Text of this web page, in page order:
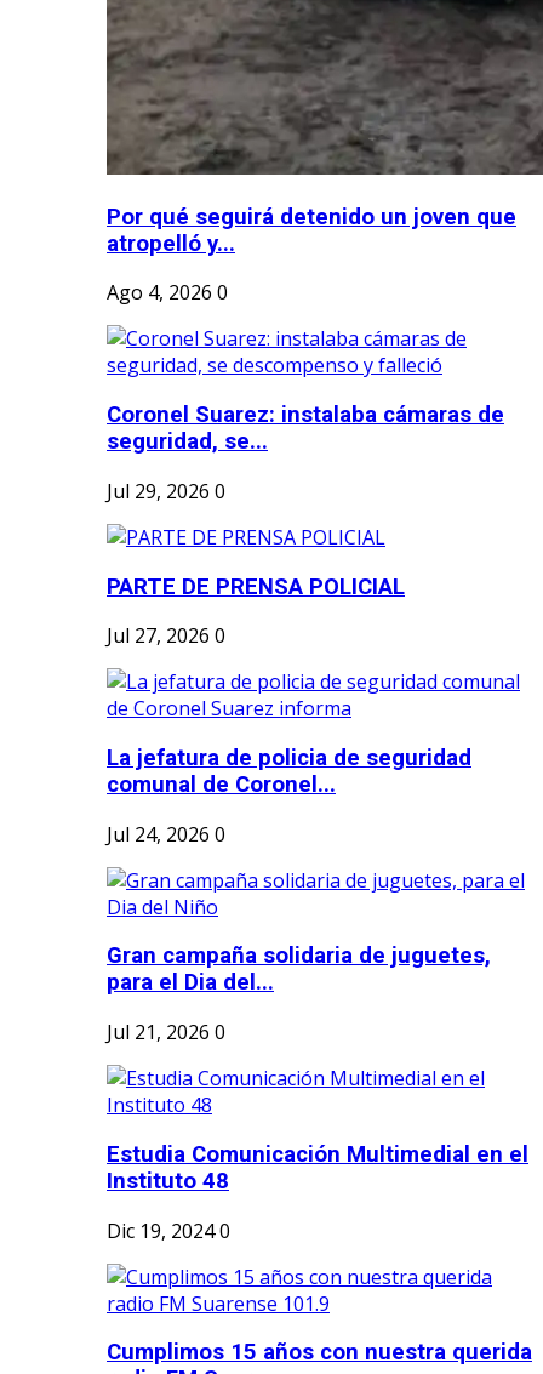
Por qué seguirá detenido un joven que
atropelló y...
Ago 4, 2026 0
Coronel Suarez: instalaba cámaras de
seguridad, se...
Jul 29, 2026 0
PARTE DE PRENSA POLICIAL
Jul 27, 2026 0
La jefatura de policia de seguridad
comunal de Coronel...
Jul 24, 2026 0
Gran campaña solidaria de juguetes,
para el Dia del...
Jul 21, 2026 0
Estudia Comunicación Multimedial en el
Instituto 48
Dic 19, 20240
Cumplimos 15 años con nuestra querida